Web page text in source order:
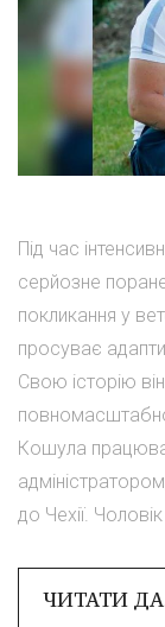
Під час
серйозне
покликання у
просуває
Свою історію
Кошула
до Чехії. Чоловік
ЧИТАТИ